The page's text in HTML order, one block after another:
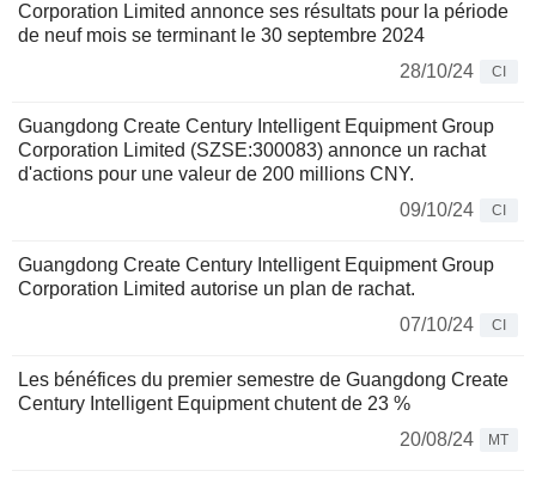
Corporation Limited annonce ses résultats pour la période
de neuf mois se terminant le 30 septembre 2024
28/10/24
CI
Guangdong Create Century Intelligent Equipment Group
Corporation Limited (SZSE:300083) annonce un rachat
d'actions pour une valeur de 200 millions CNY.
09/10/24
CI
Guangdong Create Century Intelligent Equipment Group
Corporation Limited autorise un plan de rachat.
07/10/24
CI
Les bénéfices du premier semestre de Guangdong Create
Century Intelligent Equipment chutent de 23 %
20/08/24
MT